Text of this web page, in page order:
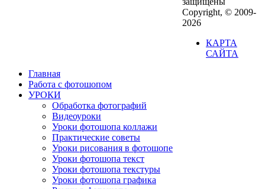
Copyright, © 2009-
2026
КАРТА
САЙТА
Главная
Работа с фотошопом
УРОКИ
Обработка фотографий
Видеоуроки
Уроки фотошопа коллажи
Практические советы
Уроки рисования в фотошопе
Уроки фотошопа текст
Уроки фотошопа текстуры
Уроки фотошопа графика